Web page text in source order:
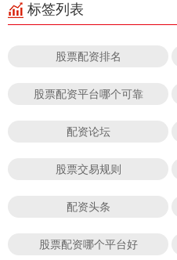
标签列表
股票配资排名
股票配资平台哪个可靠
配资论坛
股票交易规则
配资头条
股票配资哪个平台好